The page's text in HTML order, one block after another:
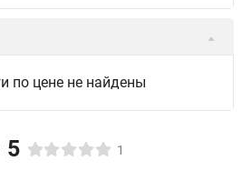
по цене не найдены
5 1